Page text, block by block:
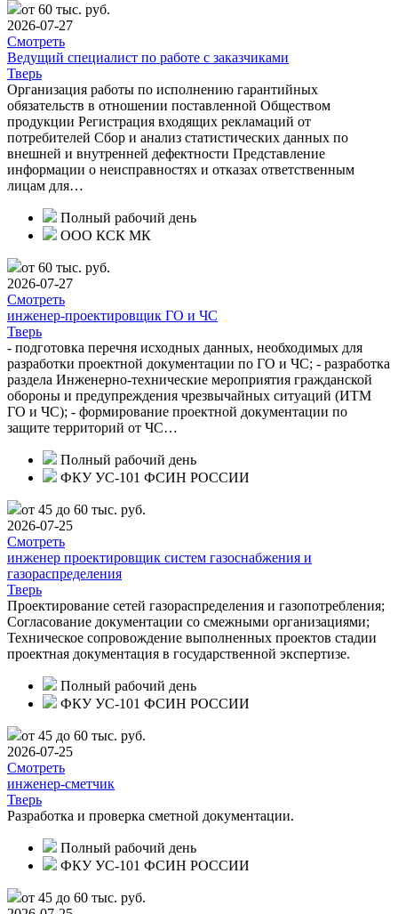
от 60 тыс. руб.
2026-07-27
Смотреть
Ведущий специалист по работе с заказчиками
Тверь
Организация работы по исполнению гарантийных
обязательств в отношении поставленной Обществом
продукции Регистрация входящих рекламаций от
потребителей Сбор и анализ статистических данных по
внешней и внутренней дефектности Представление
информации о неисправностях и отказах ответственным
лицам для…
Полный рабочий день
ООО КСК МК
от 60 тыс. руб.
2026-07-27
Смотреть
инженер-проектировщик ГО и ЧС
Тверь
- подготовка перечня исходных данных, необходимых для
разработки проектной документации по ГО и ЧС; - разработка
раздела Инженерно-технические мероприятия гражданской
обороны и предупреждения чрезвычайных ситуаций (ИТМ
ГО и ЧС); - формирование проектной документации по
защите территорий от ЧС…
Полный рабочий день
ФКУ УС-101 ФСИН РОССИИ
от 45 до 60 тыс. руб.
2026-07-25
Смотреть
инженер проектировщик систем газоснабжения и
газораспределения
Тверь
Проектирование сетей газораспределения и газопотребления;
Согласование документации со смежными организациями;
Техническое сопровождение выполненных проектов стадии
проектная документация в государственной экспертизе.
Полный рабочий день
ФКУ УС-101 ФСИН РОССИИ
от 45 до 60 тыс. руб.
2026-07-25
Смотреть
инженер-сметчик
Тверь
Разработка и проверка сметной документации.
Полный рабочий день
ФКУ УС-101 ФСИН РОССИИ
от 45 до 60 тыс. руб.